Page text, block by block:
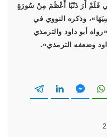
فَلَمْ أَرَ ذَنْبًا أَعْظَمَ مِنْ سُورَةٍ
، وذكره النووي في
(1/307) وقال: «رواه أبو داود والترمذي
وضعفه الترمذي».